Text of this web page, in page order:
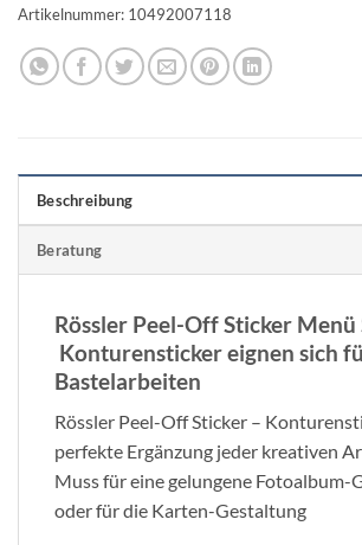
Artikelnummer: 10492007118
Beschreibung
Beratung
Rössler Peel-Off Sticker Menü
Konturensticker eignen sich
Bastelarbeiten
Rössler Peel-Off Sticker –
perfekte Ergänzung jeder kreativen
Muss für eine gelungene Fotoalbum-
oder für die Karten-Gestaltung